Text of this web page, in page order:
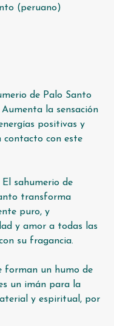
(peruano)
de Palo Santo
la sensación
positivas y
contacto con este
sahumerio de
transforma
puro, y
y amor a todas las
su fragancia.
forman un humo de
un imán para la
y espiritual, por